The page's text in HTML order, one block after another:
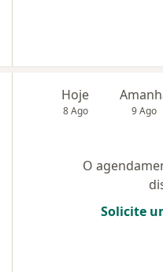
Hoje
8 Ago 9 Ago
O
Solicite